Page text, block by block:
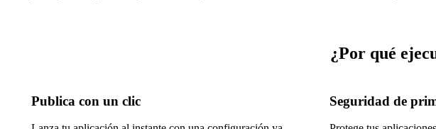
¿Por qué
Publica con un clic Seguridad de